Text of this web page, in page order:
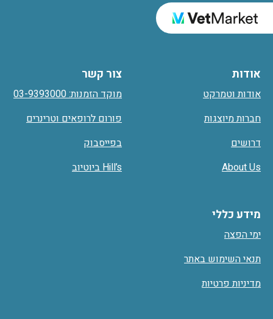
אודות
אודות וטמרקט
חברות מיוצגות
דרושים
About Us
מידע כללי
ימי הפצה
תנאי השימוש באתר
מדיניות פרטיות
צור קשר
מוקד הזמנות: 03-9393000
פורום לרופאים וטרינרים
בפייסבוק
Hill’s ביוטיוב